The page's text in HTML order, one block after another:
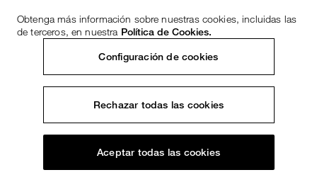
Obtenga más información sobre nuestras cookies, incluidas las
de terceros, en nuestra Política de Cookies.
Configuración de cookies
Rechazar todas las cookies
Aceptar todas las cookies